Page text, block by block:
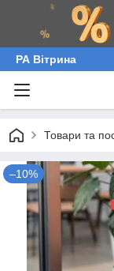
РА Вітрина
Товари та
–10%